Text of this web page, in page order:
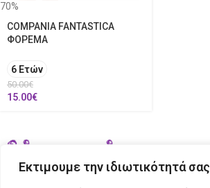
Εκτιμουμε την ιδιωτικότητά σας
70%
COMPANIA FANTASTICA
ΦΟΡΕΜΑ
6 Ετών
50.00€
15.00€